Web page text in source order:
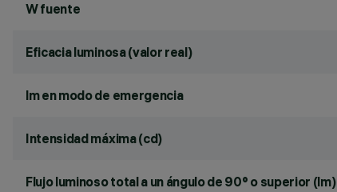
W fuente
Eficacia luminosa (valor real)
lm en modo de emergencia
Intensidad máxima (cd)
Flujo luminoso total a un ángulo de 90° o superior (lm)